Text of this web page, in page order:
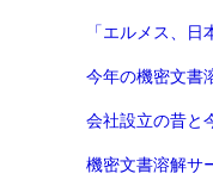
「エルメス、
今年の機密文書
会社設立の昔と
機密文書溶解サ